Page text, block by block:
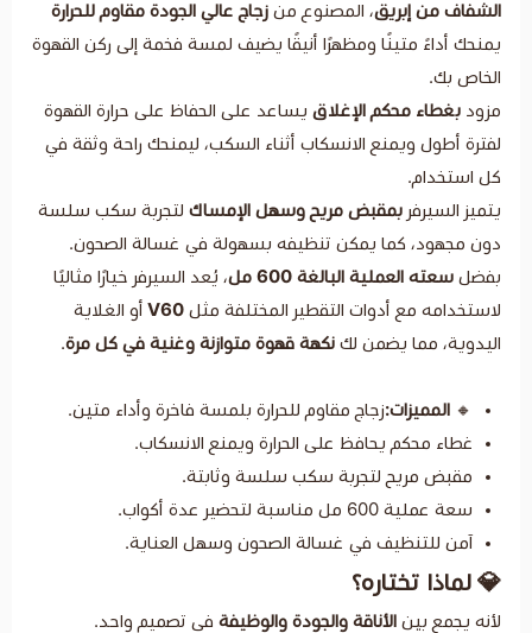
، المصنوع من زجاج عالي الجودة مقاوم للحرارة
ومظهرًا أنيقًا يضيف لمسة فخمة إلى ركن القهوة
الإغلاقيساعد على الحفاظ على حرارة القهوة
الانسكاب أثناء السكب، ليمنحك راحة وثقة في
مريح وسهل الإمساكلتجربة سكب سلسة
يمكن تنظيفه بسهولة في غسالة الصحون.
البالغة 600 مل
، يُعد السيرفر خيارًا مثاليًا
التقطير المختلفة مثلV60 أو الغلاية
لكنكهة قهوة متوازنة وغنية في كل مرة.
زجاج مقاوم للحرارة بلمسة فاخرة وأداء متين.
على الحرارة ويمنع الانسكاب.
سكب سلسة وثابتة.
في غسالة الصحون وسهل العناية.
والجودة والوظيفةفي تصميم واحد.